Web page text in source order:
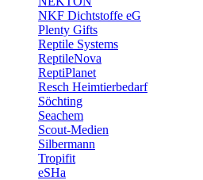
NKF Dichtstoffe eG
Plenty Gifts
Reptile Systems
ReptileNova
ReptiPlanet
Resch Heimtierbedarf
Söchting
Seachem
Scout-Medien
Silbermann
Tropifit
eSHa